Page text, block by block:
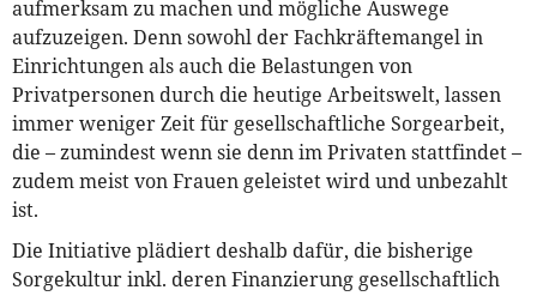
aufmerksam zu machen und mögliche Auswege
aufzuzeigen. Denn sowohl der Fachkräftemangel in
Einrichtungen als auch die Belastungen von
Privatpersonen durch die heutige Arbeitswelt, lassen
immer weniger Zeit für gesellschaftliche Sorgearbeit,
die – zumindest wenn sie denn im Privaten stattfindet –
zudem meist von Frauen geleistet wird und unbezahlt
ist.
Die Initiative plädiert deshalb dafür, die bisherige
Sorgekultur inkl. deren Finanzierung gesellschaftlich